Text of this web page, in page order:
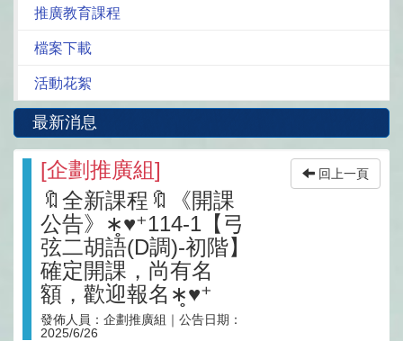
推廣教育課程
檔案下載
活動花絮
最新消息
[企劃推廣組]
🔖全新課程🔖《開課
公告》∗̥♥⁺114-1【弓
弦二胡語(D調)-初階】
確定開課，尚有名
額，歡迎報名∗̥♥⁺
發佈人員： 企劃推廣組 ｜公告日期：
2025/6/26
回上一頁